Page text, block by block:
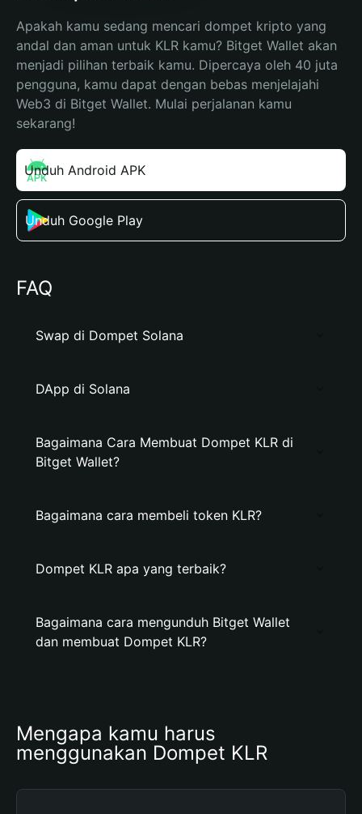
Apakah kamu sedang mencari dompet kripto yang
andal dan aman untuk KLR kamu? Bitget Wallet akan
menjadi pilihan terbaik kamu. Dipercaya oleh 40 juta
pengguna, kamu dapat dengan bebas menjelajahi
Web3 di Bitget Wallet. Mulai perjalanan kamu
sekarang!
Unduh Android APK
Unduh Google Play
FAQ
Swap di Dompet Solana
DApp di Solana
Bagaimana Cara Membuat Dompet KLR di
Bitget Wallet?
Bagaimana cara membeli token KLR?
Dompet KLR apa yang terbaik?
Bagaimana cara mengunduh Bitget Wallet
dan membuat Dompet KLR?
Mengapa kamu harus
menggunakan Dompet KLR